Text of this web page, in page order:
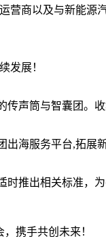
商以及与新能源
发展！
声筒与智囊团。
海服务平台,拓展
推出相关标准，
携手共创未来！